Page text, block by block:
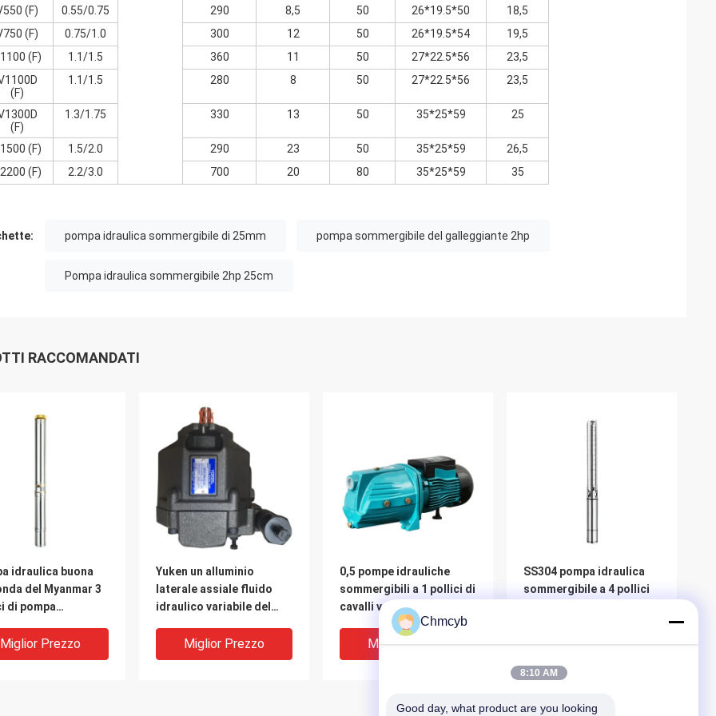
(F) 0.55/0.75 290 8,5 50 26*19.5*50
18,5
(F)
0.75/1.0 300 12 50 26*19.5*54
19,5
(F)
1.1/1.5 360 11 50 27*22.5*56
23,5
(F)
1.1/1.5 280 8 50 27*22.5*56 23,5
(F)
1.3/1.75 330 13 50 35*25*59 25
(F) 1.5/2.0 290 23 50 35*25*59
26,5
(F)
2.2/3.0 700 20 80 35*25*59 35
pompa idraulica sommergibile di 25mm pompa sommergibile del galleggiante 2hp
Pompa idraulica sommergibile 2hp 25cm
RACCOMANDATI
idraulica buona
del Myanmar 3
di pompa
Miglior Prezzo
Yuken un alluminio
laterale assiale fluido
idraulico variabile del
pistone di spostamento
Miglior Prezzo
0,5 pompe idrauliche
sommergibili a 1 pollici di
cavalli vapore 1hp 1.5hp
Jet Water Pump Arabia
SauditaMiglior Prezzo
SS304 pompa idraulica
sommergibile a 4 pollici
Miglior Prezzo
Chmcyb
8:10 AM
Good day, what product are you looking